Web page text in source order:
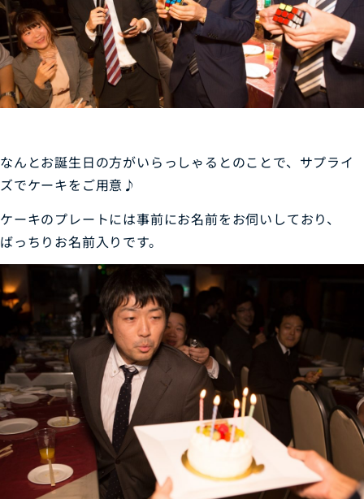
なんとお誕生日の方がいらっしゃるとのことで、サプライ
ズでケーキをご用意♪
ケーキのプレートには事前にお名前をお伺いしており、
ばっちりお名前入りです。